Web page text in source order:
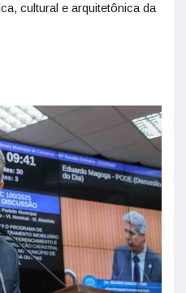
cultural e arquitetônica da